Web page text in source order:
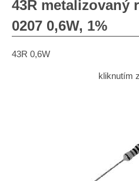
43R metalizovaný
0207 0,6W, 1%
43R 0,6W
kliknutím